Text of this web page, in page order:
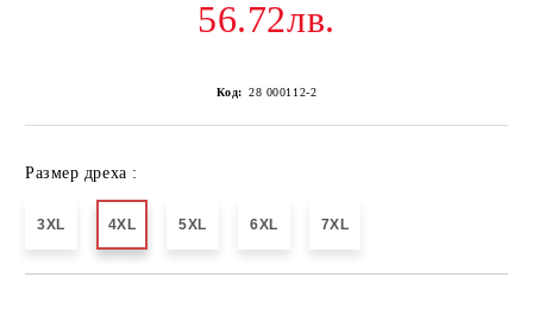
56.72лв.
Код: 28 000112-2
Размер дреха :
3XL 4XL 5XL 6XL 7XL